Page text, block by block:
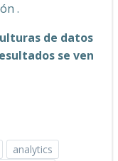
.
de datos
se ven
analytics